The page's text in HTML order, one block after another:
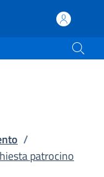
/
patrocino